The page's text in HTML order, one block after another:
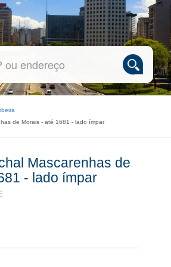
de Morais - até 1681 - lado ímpar
Mascarenhas de
- lado ímpar